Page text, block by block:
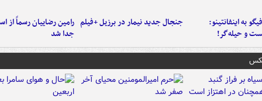
به اینفانتینو:
و حیله‌گر!
جنجال جدید نیمار در برزیل +فیلم رامین رضاییان رسماً از
جدا شد